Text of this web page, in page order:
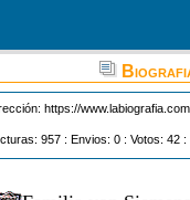
https://
957 : Envios: 0 : Votos: 42